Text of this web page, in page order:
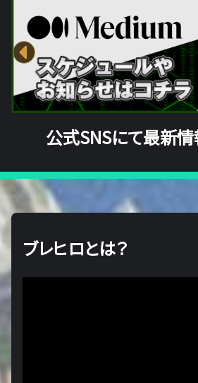
公式SNSにて最新情
ブレヒロとは？